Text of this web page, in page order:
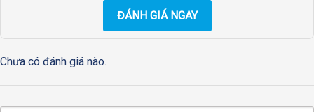
ĐÁNH GIÁ NGAY
Chưa có đánh giá nào.